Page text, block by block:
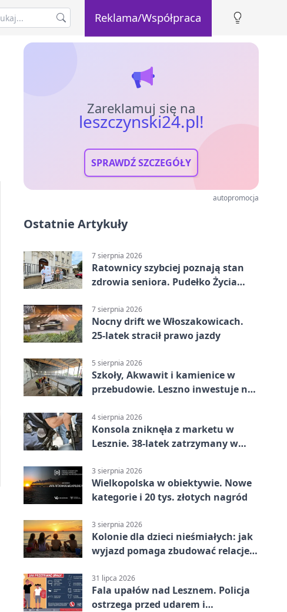
Reklama/Współpraca
Zareklamuj się na
leszczynski24.pl!
SPRAWDŹ SZCZEGÓŁY
autopromocja
Ostatnie Artykuły
7 sierpnia 2026
Ratownicy szybciej poznają stan
zdrowia seniora. Pudełko Życia
7 sierpnia 2026
Nocny drift we Włoszakowicach.
25-latek stracił prawo jazdy
5 sierpnia 2026
Szkoły, Akwawit i kamienice w
przebudowie. Leszno inwestuje na
4 sierpnia 2026
Konsola zniknęła z marketu w
Lesznie. 38-latek zatrzymany w
3 sierpnia 2026
Wielkopolska w obiektywie. Nowe
kategorie i 20 tys. złotych nagród
3 sierpnia 2026
Kolonie dla dzieci nieśmiałych: jak
wyjazd pomaga zbudować relacje z
31 lipca 2026
Fala upałów nad Lesznem. Policja
ostrzega przed udarem i